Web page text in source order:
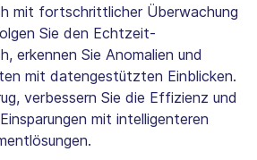
mit fortschrittlicher Überwachung
Sie den Echtzeit-
erkennen Sie Anomalien und
mit datengestützten Einblicken.
verbessern Sie die Effizienz und
mit intelligenteren